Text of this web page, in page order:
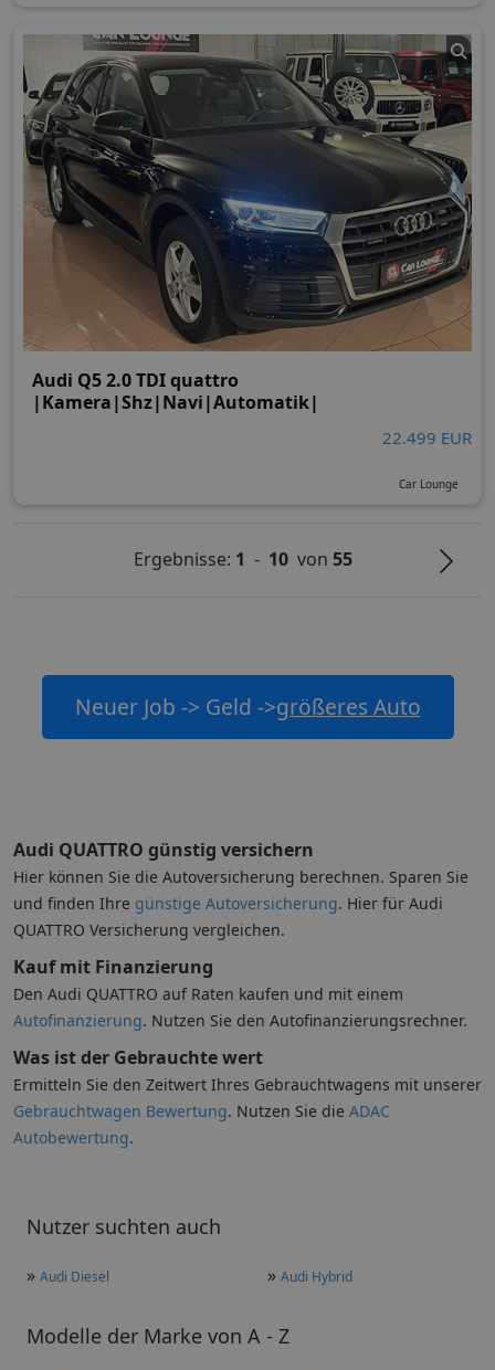
Nutzer suchten auch
» Audi Diesel » Audi Hybrid
Modelle der Marke von A - Z
Audi Q5 2.0 TDI quattro
|Kamera|Shz|Navi|Automatik|
22.499 EUR
Car Lounge
Ergebnisse: 1 - 10von 55
Neuer Job -> Geld ->größeres Auto
Audi QUATTRO günstig versichern
Hier können Sie die Autoversicherung berechnen. Sparen Sie
und finden Ihre günstige Autoversicherung. Hier für Audi
QUATTRO Versicherung vergleichen.
Kauf mit Finanzierung
Den Audi QUATTRO auf Raten kaufen und mit einem
Autofinanzierung. Nutzen Sie den Autofinanzierungsrechner.
Was ist der Gebrauchte wert
Ermitteln Sie den Zeitwert Ihres Gebrauchtwagens mit unserer
Gebrauchtwagen Bewertung. Nutzen Sie die ADAC
Autobewertung.